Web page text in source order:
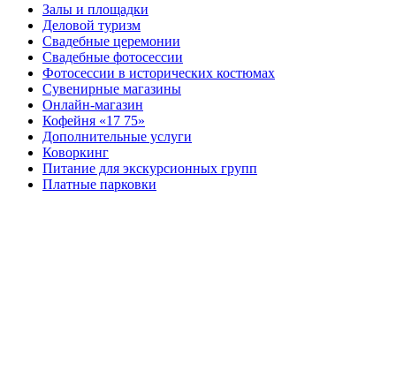
Залы и площадки
Деловой туризм
Свадебные церемонии
Свадебные фотосессии
Фотосессии в исторических костюмах
Сувенирные магазины
Онлайн-магазин
Кофейня «17 75»
Дополнительные услуги
Коворкинг
Питание для экскурсионных групп
Платные парковки